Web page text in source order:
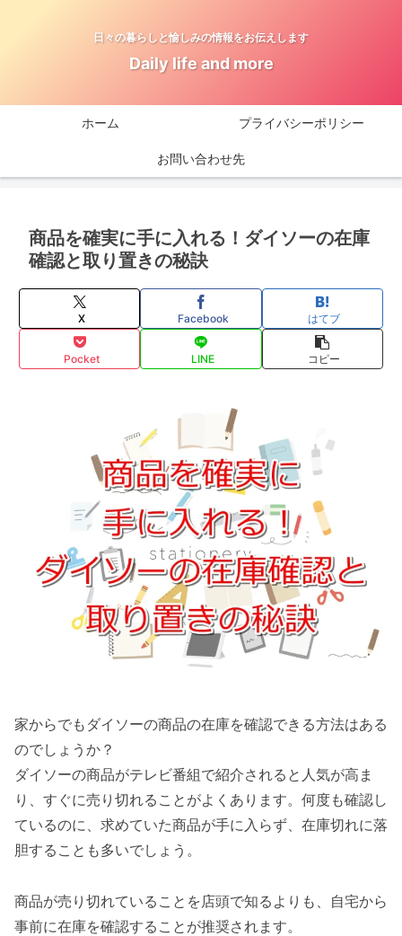
日々の暮らしと愉しみの情報をお伝えします
Daily life and more
ホーム プライバシーポリシー
お問い合わせ先
商品を確実に手に入れる！ダイソーの在庫
確認と取り置きの秘訣
X Facebook はてブ
Pocket LINE コピー
家からでもダイソーの商品の在庫を確認できる方法はある
のでしょうか？
ダイソーの商品がテレビ番組で紹介されると人気が高ま
り、すぐに売り切れることがよくあります。何度も確認し
ているのに、求めていた商品が手に入らず、在庫切れに落
胆することも多いでしょう。
商品が売り切れていることを店頭で知るよりも、自宅から
事前に在庫を確認することが推奨されます。